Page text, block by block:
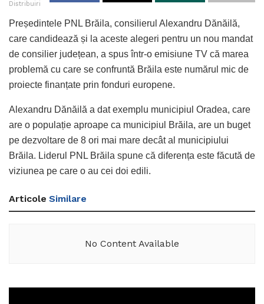
Distribuiri
Președintele PNL Brăila, consilierul Alexandru Dănăilă,
care candidează și la aceste alegeri pentru un nou mandat
de consilier județean, a spus într-o emisiune TV că marea
problemă cu care se confruntă Brăila este numărul mic de
proiecte finanțate prin fonduri europene.
Alexandru Dănăilă a dat exemplu municipiul Oradea, care
are o populație aproape ca municipiul Brăila, are un buget
pe dezvoltare de 8 ori mai mare decât al municipiului
Brăila. Liderul PNL Brăila spune că diferența este făcută de
viziunea pe care o au cei doi edili.
Articole Similare
No Content Available